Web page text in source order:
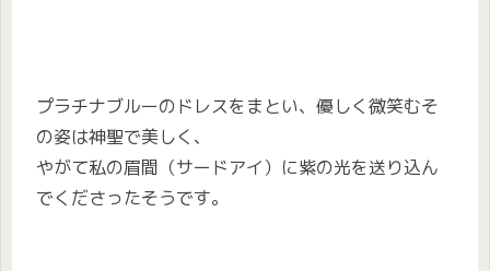
プラチナブルーのドレスをまとい、優しく微笑むそ
の姿は神聖で美しく、
やがて私の眉間（サードアイ）に紫の光を送り込ん
でくださったそうです。